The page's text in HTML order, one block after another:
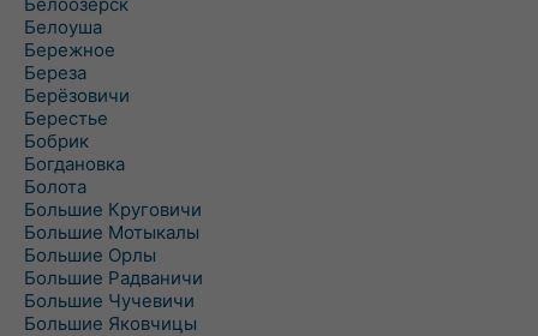
Белоуша
Бережное
Береза
Берёзовичи
Берестье
Бобрик
Богдановка
Болота
Большие Круговичи
Большие Мотыкалы
Большие Орлы
Большие Радваничи
Большие Чучевичи
Большие Яковчицы